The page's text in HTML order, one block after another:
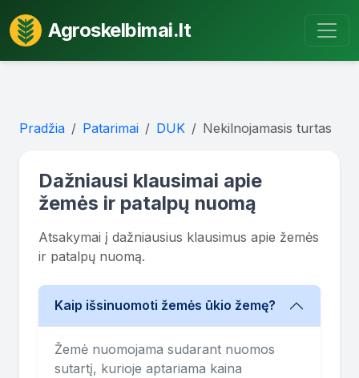
Agroskelbimai.lt
Pradžia Patarimai DUK Nekilnojamasis turtas
Dažniausi klausimai apie
žemės ir patalpų nuomą
Atsakymai į dažniausius klausimus apie žemės
ir patalpų nuomą.
Kaip išsinuomoti žemės ūkio žemę?
Žemė nuomojama sudarant nuomos
sutartį, kurioje aptariama kaina